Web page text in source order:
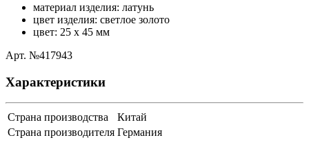
материал изделия: латунь
цвет изделия: светлое золото
цвет: 25 x 45 мм
Aрт. №417943
Характеристики
Страна производства
Китай
Страна производителя Германия